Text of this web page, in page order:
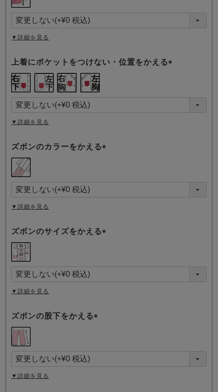
須
)
▼詳細を見る
上着にポケットをつけない・位置をかえる
須
)
▼詳細を見る
ズボンのカラーをかえる
須
)
▼詳細を見る
ズボンのサイズをかえる
須
)
▼詳細を見る
ズボンの股下をかえる
須
)
▼詳細を見る